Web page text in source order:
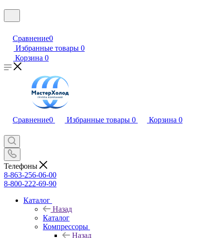
Сравнение0
Избранные товары 0
Корзина 0
Сравнение0 Избранные товары 0 Корзина 0
Телефоны
8-863-256-06-00
8-800-222-69-90
Каталог
Назад
Каталог
Компрессоры
Назад